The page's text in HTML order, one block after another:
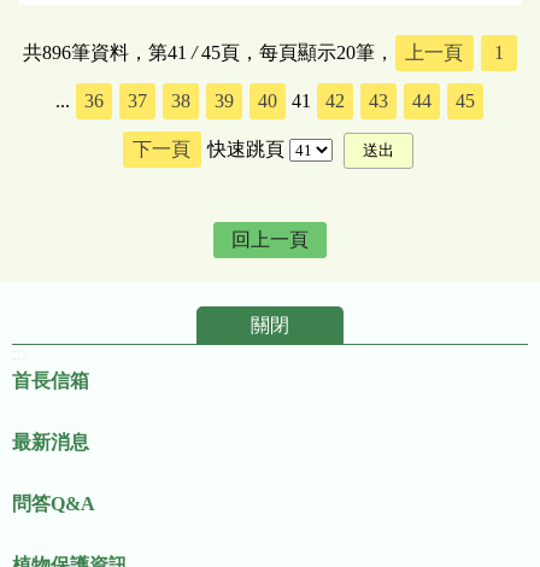
共896筆資料，第41 /45頁，每頁顯示20筆， 上一頁 1
... 36 37 38 39 40 41 42 43 44 45
下一頁 快速跳頁
回上一頁
關閉
首長信箱
最新消息
問答Q&A